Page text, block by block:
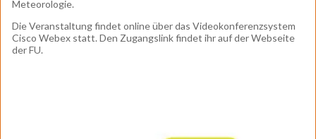
Meteorologie.
Die Veranstaltung findet online über das Videokonferenzsystem
Cisco Webex statt. Den Zugangslink findet ihr auf der Webseite
der FU.